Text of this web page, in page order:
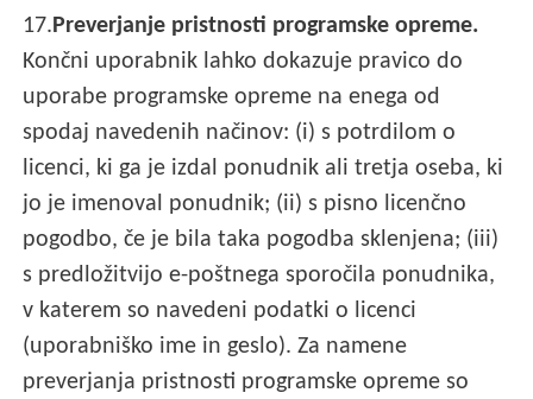
17.Preverjanje pristnosti programske opreme.
Končni uporabnik lahko dokazuje pravico do
uporabe programske opreme na enega od
spodaj navedenih načinov: (i) s potrdilom o
licenci, ki ga je izdal ponudnik ali tretja oseba, ki
jo je imenoval ponudnik; (ii) s pisno licenčno
pogodbo, če je bila taka pogodba sklenjena; (iii)
s predložitvijo e-poštnega sporočila ponudnika,
v katerem so navedeni podatki o licenci
(uporabniško ime in geslo). Za namene
preverjanja pristnosti programske opreme so